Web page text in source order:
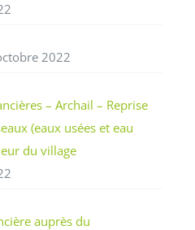
2022
– Archail – Reprise
(eaux usées et eau
du village
auprès du